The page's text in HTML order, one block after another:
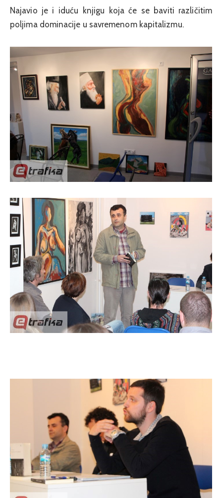
Najavio je i iduću knjigu koja će se baviti različitim
poljima dominacije u savremenom kapitalizmu.